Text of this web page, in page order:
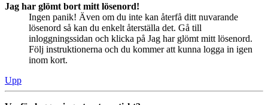
Jag har glömt bort mitt lösenord!
Ingen panik! Även om du inte kan återfå ditt nuvarande
lösenord så kan du enkelt återställa det. Gå till
inloggningssidan och klicka på Jag har glömt mitt lösenord.
Följ instruktionerna och du kommer att kunna logga in igen
inom kort.
Upp